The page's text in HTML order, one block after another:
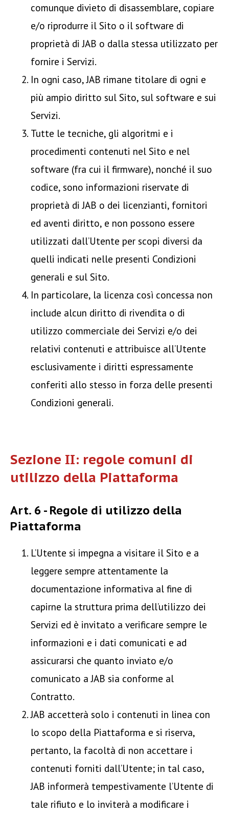
comunque divieto di disassemblare, copiare
e/o riprodurre il Sito o il software di
proprietà di JAB o dalla stessa utilizzato per
fornire i Servizi.
In ogni caso, JAB rimane titolare di ogni e
più ampio diritto sul Sito, sul software e sui
Servizi.
Tutte le tecniche, gli algoritmi e i
procedimenti contenuti nel Sito e nel
software (fra cui il firmware), nonché il suo
codice, sono informazioni riservate di
proprietà di JAB o dei licenzianti, fornitori
ed aventi diritto, e non possono essere
utilizzati dall’Utente per scopi diversi da
quelli indicati nelle presenti Condizioni
generali e sul Sito.
In particolare, la licenza così concessa non
include alcun diritto di rivendita o di
utilizzo commerciale dei Servizi e/o dei
relativi contenuti e attribuisce all’Utente
esclusivamente i diritti espressamente
conferiti allo stesso in forza delle presenti
Condizioni generali.
Sezione II: regole comuni di
utilizzo della Piattaforma
Art. 6 - Regole di utilizzo della
Piattaforma
L’Utente si impegna a visitare il Sito e a
leggere sempre attentamente la
documentazione informativa al fine di
capirne la struttura prima dell’utilizzo dei
Servizi ed è invitato a verificare sempre le
informazioni e i dati comunicati e ad
assicurarsi che quanto inviato e/o
comunicato a JAB sia conforme al
Contratto.
JAB accetterà solo i contenuti in linea con
lo scopo della Piattaforma e si riserva,
pertanto, la facoltà di non accettare i
contenuti forniti dall’Utente; in tal caso,
JAB informerà tempestivamente l’Utente di
tale rifiuto e lo inviterà a modificare i